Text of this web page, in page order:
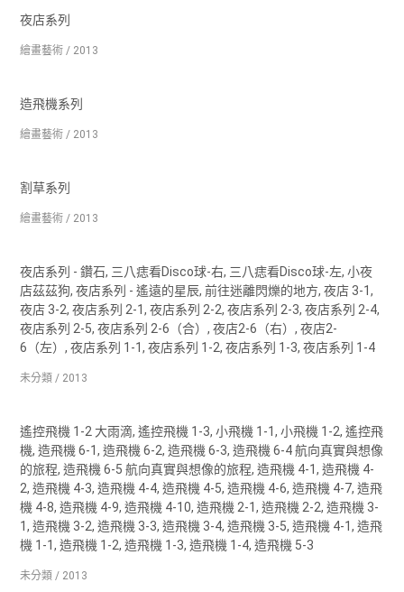
夜店系列
繪畫藝術 / 2013
造飛機系列
繪畫藝術 / 2013
割草系列
繪畫藝術 / 2013
夜店系列 - 鑽石, 三八痣看Disco球-右, 三八痣看Disco球-左, 小夜
店茲茲狗, 夜店系列 - 遙遠的星辰, 前往迷離閃爍的地方, 夜店 3-1,
夜店 3-2, 夜店系列 2-1, 夜店系列 2-2, 夜店系列 2-3, 夜店系列 2-4,
夜店系列 2-5, 夜店系列 2-6（合）, 夜店2-6（右）, 夜店2-
6（左）, 夜店系列 1-1, 夜店系列 1-2, 夜店系列 1-3, 夜店系列 1-4
未分類 / 2013
遙控飛機 1-2 大雨滴, 遙控飛機 1-3, 小飛機 1-1, 小飛機 1-2, 遙控飛
機, 造飛機 6-1, 造飛機 6-2, 造飛機 6-3, 造飛機 6-4 航向真實與想像
的旅程, 造飛機 6-5 航向真實與想像的旅程, 造飛機 4-1, 造飛機 4-
2, 造飛機 4-3, 造飛機 4-4, 造飛機 4-5, 造飛機 4-6, 造飛機 4-7, 造飛
機 4-8, 造飛機 4-9, 造飛機 4-10, 造飛機 2-1, 造飛機 2-2, 造飛機 3-
1, 造飛機 3-2, 造飛機 3-3, 造飛機 3-4, 造飛機 3-5, 造飛機 4-1, 造飛
機 1-1, 造飛機 1-2, 造飛機 1-3, 造飛機 1-4, 造飛機 5-3
未分類 / 2013